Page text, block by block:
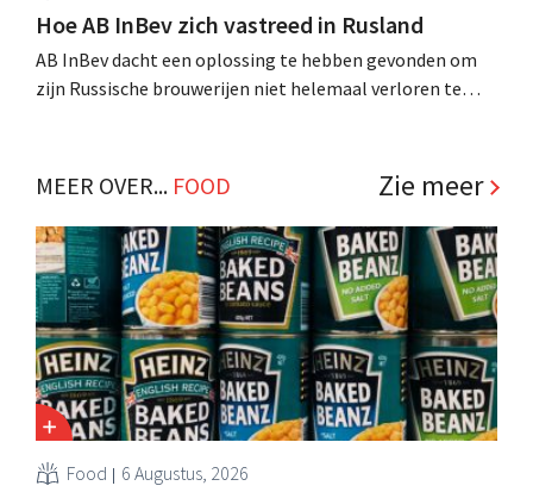
Hoe AB InBev zich vastreed in Rusland
AB InBev dacht een oplossing te hebben gevonden om
zijn Russische brouwerijen niet helemaal verloren te
gratie is gevallen, nationaliseert het Kremlin de elf
brouwerijen toch. .
MEER OVER... FOOD Zie meer
Food 6 Augustus, 2026